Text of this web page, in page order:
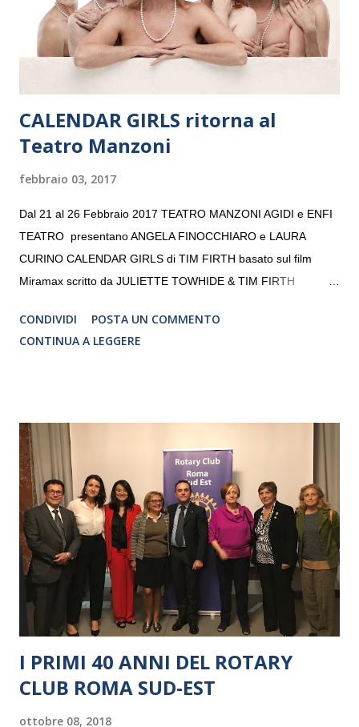
volta. L’orchestra, fondata nel 2008 da Kristjan Järvi (affiancato
da un prestigioso consiglio di consulent...
CALENDAR GIRLS ritorna al
Teatro Manzoni
febbraio 03, 2017
Dal 21 al 26 Febbraio 2017 TEATRO MANZONI AGIDI e ENFI
TEATRO presentano ANGELA FINOCCHIARO e LAURA
CURINO CALENDAR GIRLS di TIM FIRTH basato sul film
Miramax scritto da JULIETTE TOWHIDE & TIM FIRTH
CRISTINA PEZZOLI
CONDIVIDI
POSTA UN COMMENTO
CONTINUA A LEGGERE
I PRIMI 40 ANNI DEL ROTARY
CLUB ROMA SUD-EST
ottobre 08, 2018